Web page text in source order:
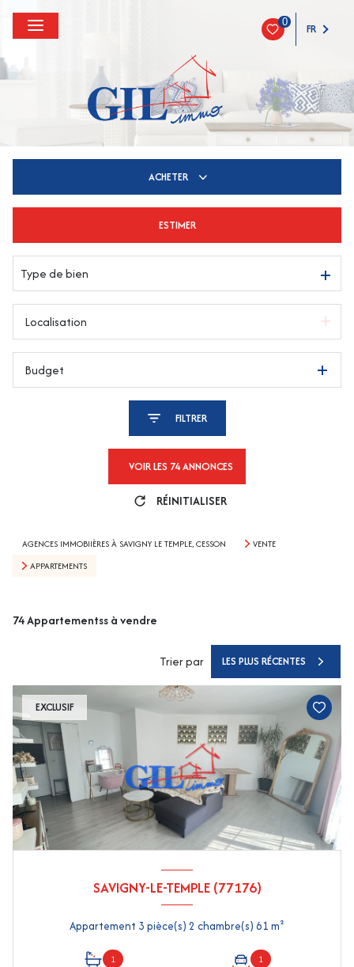
0 FR
ACHETER
ESTIMER
Type de bien
Budget
FILTRER
VOIR LES 74ANNONCES
RÉINITIALISER
AGENCES IMMOBIIÈRES À SAVIGNY LE TEMPLE, CESSON
VENTE
APPARTEMENTS
74Appartementss à vendre
Trier par LES PLUS RÉCENTES
EXCLUSIF
SAVIGNY-LE-TEMPLE (77176)
Appartement 3 pièce(s) 2 chambre(s) 61 m²
1 1